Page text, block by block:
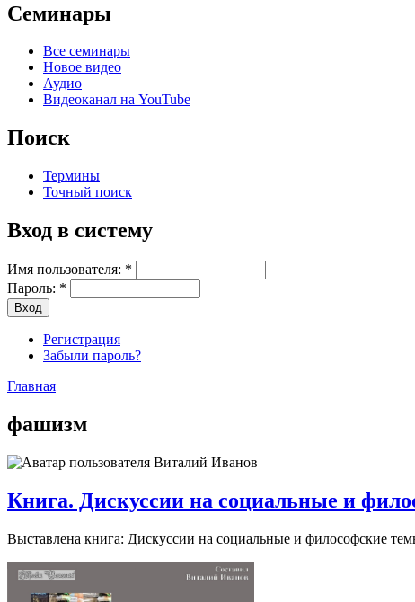
Семинары
Все семинары
Новое видео
Аудио
Видеоканал на YouTube
Поиск
Термины
Точный поиск
Вход в систему
Имя пользователя: *
Пароль: *
Регистрация
Забыли пароль?
Главная
фашизм
Книга. Дискуссии на социальные и
Выставлена книга: Дискуссии на социальные и философские